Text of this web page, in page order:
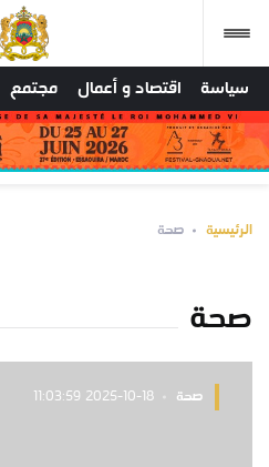
سياسة اقتصاد و أعمال مجتمع
الرئيسية صحة
صحة
صحة 2025-10-18 11:03:59